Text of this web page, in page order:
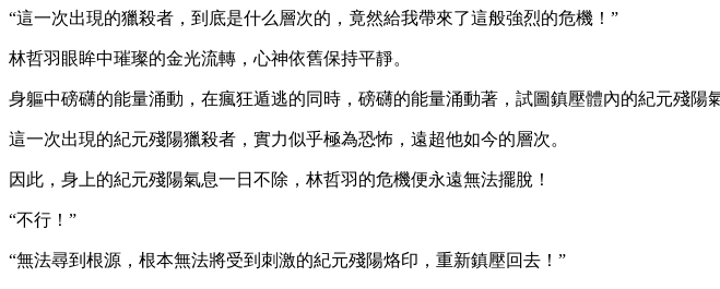
“這一次出現的獵殺者，到底是什么層次的，竟然給我帶來了這般強烈的危機！”
林哲羽眼眸中璀璨的金光流轉，心神依舊保持平靜。
身軀中磅礴的能量涌動，在瘋狂遁逃的同時，磅礴的能量涌動著，試圖鎮壓體內的紀元殘陽
這一次出現的紀元殘陽獵殺者，實力似乎極為恐怖，遠超他如今的層次。
因此，身上的紀元殘陽氣息一日不除，林哲羽的危機便永遠無法擺脫！
“不行！”
“無法尋到根源，根本無法將受到刺激的紀元殘陽烙印，重新鎮壓回去！”